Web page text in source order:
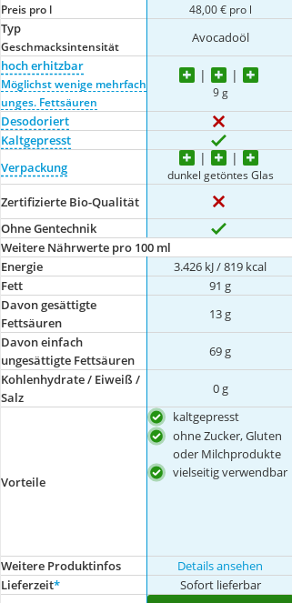
Preis pro l 48,00 € pro l
Typ
Geschmacksintensität
Avocadoöl
hoch erhitzbar
Möglichst wenige mehrfach
unges. Fettsäuren
9 g
Desodoriert
Kaltgepresst
Verpackung
dunkel getöntes Glas
Zertifizierte Bio-Qualität
Ohne Gentechnik
Weitere Nährwerte pro 100 ml
Energie
3.426 kJ / 819 kcal
Fett
91 g
Davon gesättigte
Fettsäuren
13 g
Davon einfach
ungesättigte Fettsäuren
69 g
Kohlenhydrate / Eiweiß /
Salz
0 g
Vorteile
kaltgepresst
ohne Zucker, Gluten
oder Milchprodukte
vielseitig verwendbar
Weitere Produktinfos Details ansehen
Lieferzeit* Sofort lieferbar